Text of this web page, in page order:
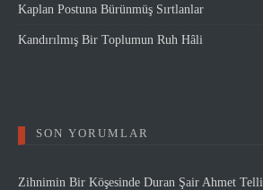
Kaplan Postuna Bürünmüş Sırtlanlar
Kandırılmış Bir Toplumun Ruh Hâli
SON YORUMLAR
Zihnimin Bir Köşesinde Duran Şair Ahmet Telli